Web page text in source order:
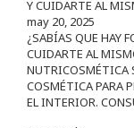
may 20, 2025
¿SABÍAS QUE HAY
CUIDARTE AL
COSMÉTICA PARA
EL INTERIOR.